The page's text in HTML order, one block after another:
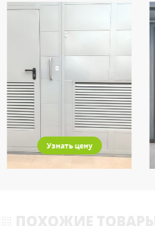
Узнать цену